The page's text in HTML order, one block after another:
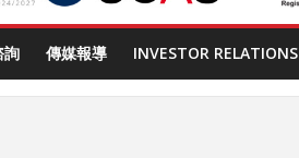
詢 傳媒報導 INVESTOR RELATIONS